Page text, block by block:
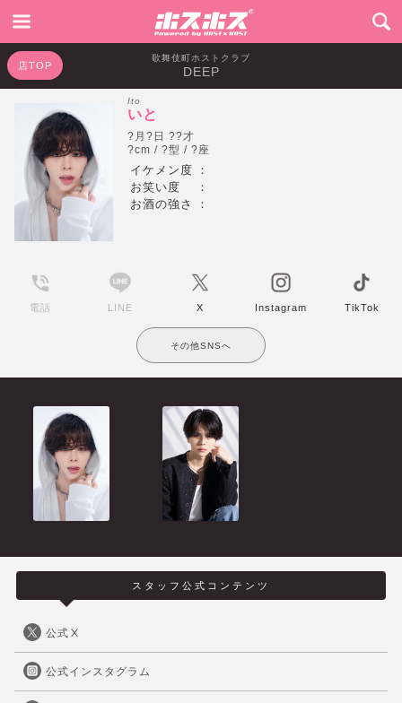
歌舞伎町ホストクラブ
DEEP
店TOP
Ito
いと
?月?日 ??才
?cm / ?型 / ?座
イケメン度
：
お笑い度
：
お酒の強さ
：
電話 LINE X Instagram TikTok
その他SNSへ
スタッフ公式コンテンツ
公式Ⅹ
公式インスタグラム